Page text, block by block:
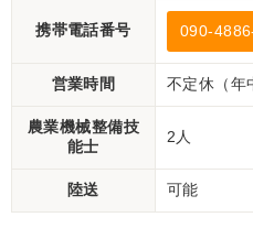
携帯電話番号 090-
営業時間 不定休（年
農業機械整備技
能士
2人
陸送 可能